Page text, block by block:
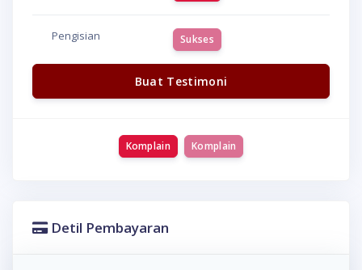
Pengisian Sukses
Buat Testimoni
Komplain Komplain
Detil Pembayaran